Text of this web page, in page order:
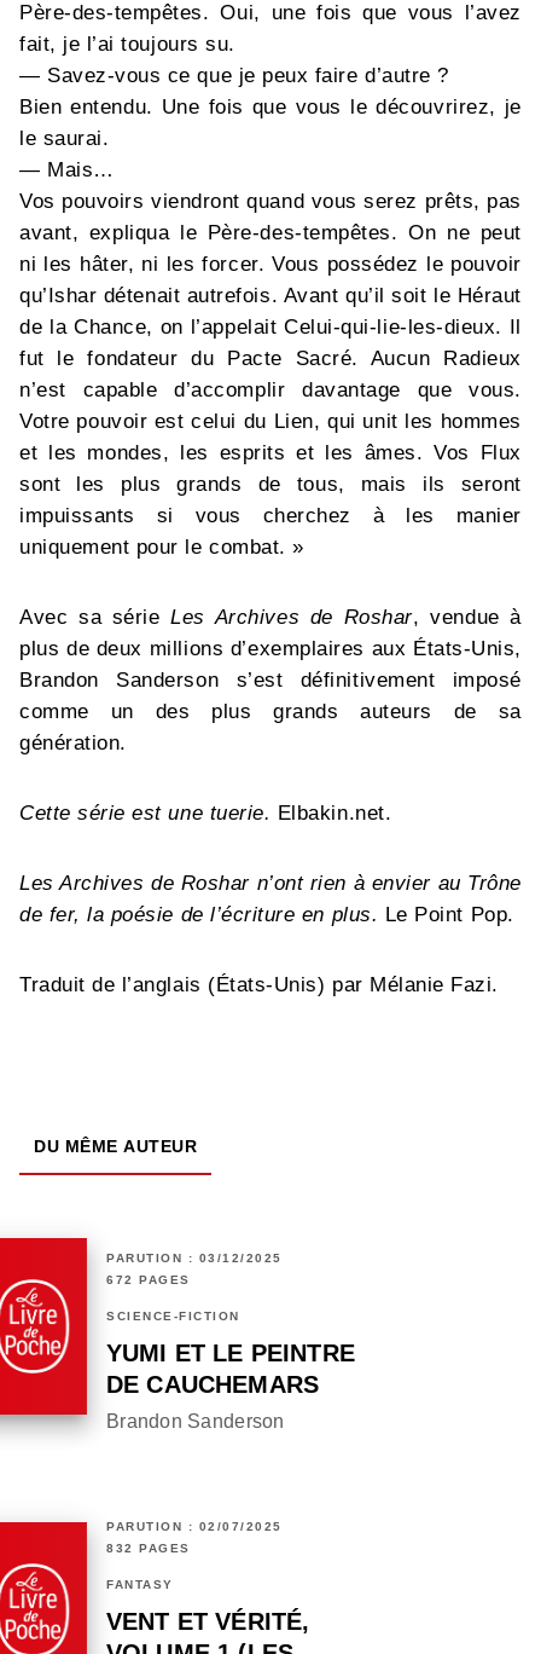
Père-des-tempêtes. Oui, une fois que vous l’avez
fait, je l’ai toujours su.
— Savez-vous ce que je peux faire d’autre ?
Bien entendu. Une fois que vous le découvrirez, je
le saurai.
— Mais…
Vos pouvoirs viendront quand vous serez prêts, pas
avant, expliqua le Père-des-tempêtes. On ne peut
ni les hâter, ni les forcer. Vous possédez le pouvoir
qu’Ishar détenait autrefois. Avant qu’il soit le Héraut
de la Chance, on l’appelait Celui-qui-lie-les-dieux. Il
fut le fondateur du Pacte Sacré. Aucun Radieux
n’est capable d’accomplir davantage que vous.
Votre pouvoir est celui du Lien, qui unit les hommes
et les mondes, les esprits et les âmes. Vos Flux
sont les plus grands de tous, mais ils seront
impuissants si vous cherchez à les manier
uniquement pour le combat. »
Avec sa sérieLes Archives de Roshar, vendue à
plus de deux millions d’exemplaires aux États-Unis,
Brandon Sanderson s’est définitivement imposé
comme un des plus grands auteurs de sa
génération.
Cette série est une tuerie. Elbakin.net.
Les Archives de Roshar n’ont rien à envier au Trône
de fer, la poésie de l’écriture en plus. Le Point Pop.
Traduit de l’anglais (États-Unis) par Mélanie Fazi.
DU MÊME AUTEUR
PARUTION : 03/12/2025
672 PAGES
SCIENCE-FICTION
YUMI ET LE PEINTRE
DE CAUCHEMARS
Brandon Sanderson
PARUTION : 02/07/2025
832 PAGES
FANTASY
VENT ET VÉRITÉ,